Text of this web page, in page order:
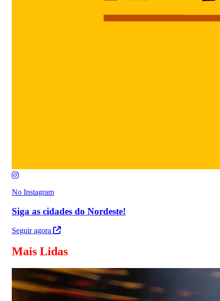
No Instagram
Siga as cidades do Nordeste!
Seguir agora
Mais Lidas